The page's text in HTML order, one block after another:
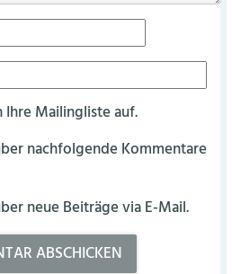
Ihre Mailingliste auf.
nachfolgende Kommentare
neue Beiträge via E-Mail.